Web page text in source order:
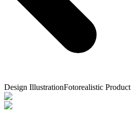
Design IllustrationFotorealistic Product